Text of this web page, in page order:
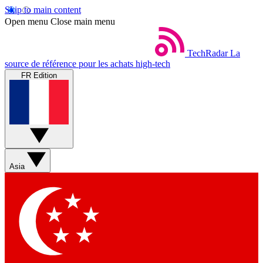
Skip to main content
Open menu Close main menu
TechRadar La
source de référence pour les achats high-tech
FR Edition
Asia